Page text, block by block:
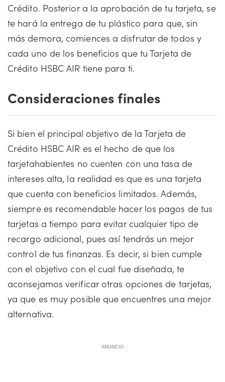
Crédito. Posterior a la aprobación de tu tarjeta, se
te hará la entrega de tu plástico para que, sin
más demora, comiences a disfrutar de todos y
cada uno de los beneficios que tu Tarjeta de
Crédito HSBC AIR tiene para ti.
Consideraciones finales
Si bien el principal objetivo de la Tarjeta de
Crédito HSBC AIR es el hecho de que los
tarjetahabientes no cuenten con una tasa de
intereses alta, la realidad es que es una tarjeta
que cuenta con beneficios limitados. Además,
siempre es recomendable hacer los pagos de tus
tarjetas a tiempo para evitar cualquier tipo de
recargo adicional, pues así tendrás un mejor
control de tus finanzas. Es decir, si bien cumple
con el objetivo con el cual fue diseñada, te
aconsejamos verificar otras opciones de tarjetas,
ya que es muy posible que encuentres una mejor
alternativa.
ANUNCIO